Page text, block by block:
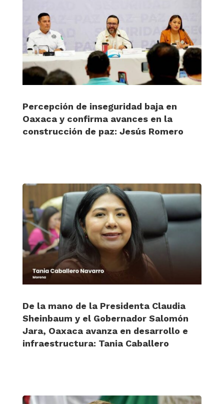
Percepción de inseguridad baja en
Oaxaca y confirma avances en la
construcción de paz: Jesús Romero
De la mano de la Presidenta Claudia
Sheinbaum y el Gobernador Salomón
Jara, Oaxaca avanza en desarrollo e
infraestructura: Tania Caballero